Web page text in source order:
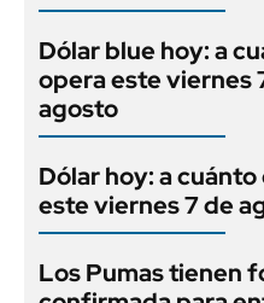
Dólar blue hoy: a
opera este viernes
agosto
Dólar hoy: a cuánto
este viernes 7 de
Los Pumas tienen